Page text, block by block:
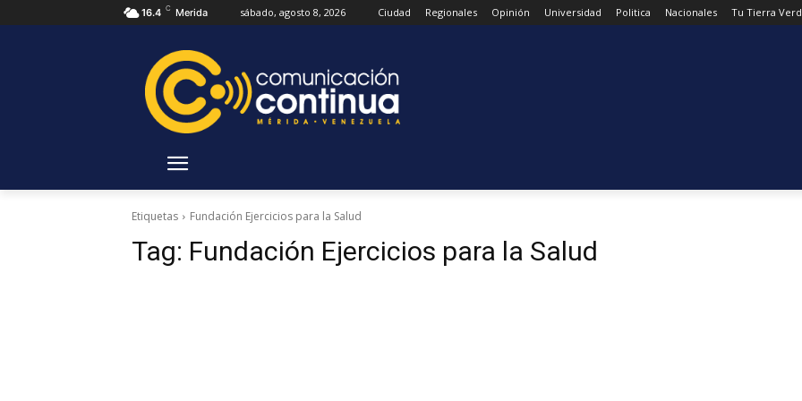
16.4 C Merida sábado, agosto 8, 2026 Ciudad Regionales Opinión Universidad Politica Nacionales Tu Tierra
Etiquetas Fundación Ejercicios para la Salud
Tag: Fundación Ejercicios para la Salud